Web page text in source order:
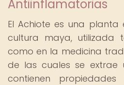
Antiinflamatorias
El Achiote es una
cultura maya, utilizada
como en la medicina
de las cuales se extrae
contienen propiedades